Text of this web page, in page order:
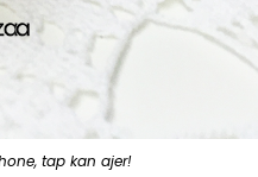
tap kan ajer!